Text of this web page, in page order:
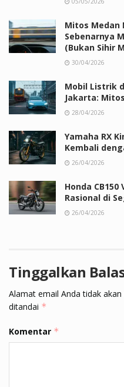
Mitos Medan
Sebenarnya
(Bukan Sihir
30/04/2026
Mobil Listrik
Jakarta:
28/04/2026
Yamaha RX
Kembali
26/04/2026
Honda
Rasional di
26/04/2026
Tinggalkan
Alamat email Anda tidak akan
ditandai *
Komentar *